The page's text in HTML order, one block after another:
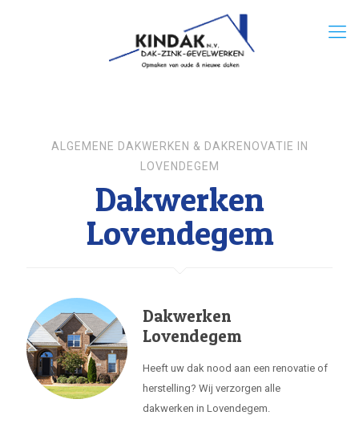
ALGEMENE DAKWERKEN & DAKRENOVATIE IN
LOVENDEGEM
Dakwerken
Lovendegem
Dakwerken
Lovendegem
Heeft uw dak nood aan een renovatie of
herstelling? Wij verzorgen alle
dakwerken in Lovendegem.